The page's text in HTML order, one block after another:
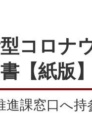
コロナ
【紙版
進課窓口へ